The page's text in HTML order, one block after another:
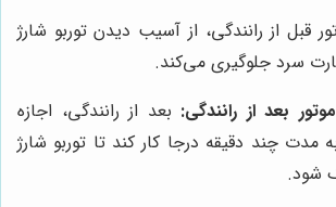
قبل از رانندگی، از آسیب دیدن توربو شارژ
سرد جلوگیری می‌کند.
بعد از رانندگی: بعد از رانندگی، اجازه
مدت چند دقیقه درجا کار کند تا توربو شارژ
شود.